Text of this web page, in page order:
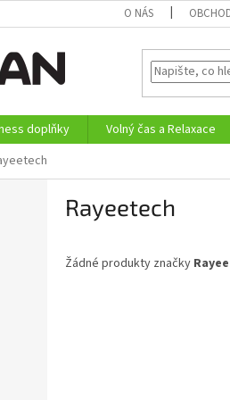
O NÁS
doplňky Volný čas a Relaxace
Rayeetech
Žádné produkty značky